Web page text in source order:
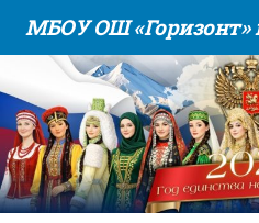
Skip to content